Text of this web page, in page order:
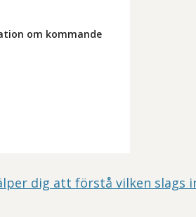
om kommande
dig att förstå vilken slags